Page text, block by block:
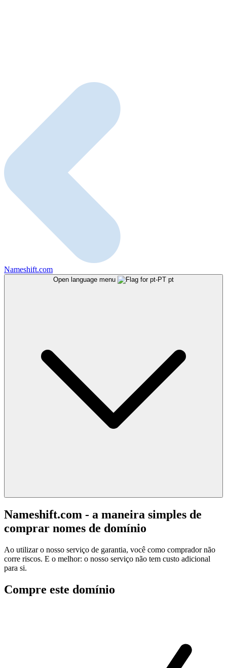
Nameshift.com
Open language menu pt
Nameshift.com - a maneira simples de
comprar nomes de domínio
Ao utilizar o nosso serviço de garantia, você como comprador não
corre riscos. E o melhor: o nosso serviço não tem custo adicional
para si.
Compre este domínio